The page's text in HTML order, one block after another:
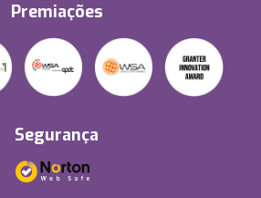
Premiações
Segurança